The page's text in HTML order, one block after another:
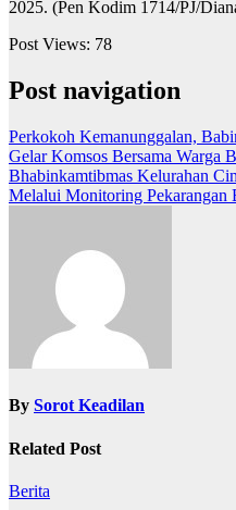
2025. (Pen Kodim 1714/PJ/
Post Views: 78
Post navigation
Perkokoh Kemanunggalan,
Gelar Komsos Bersama Warga
Bhabinkamtibmas Kelurahan
Melalui Monitoring Pekarangan
By Sorot Keadilan
Related Post
Berita